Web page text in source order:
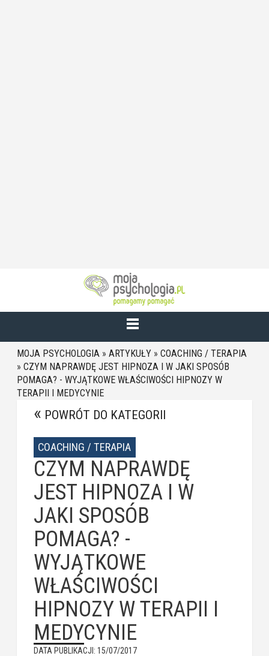
MOJA PSYCHOLOGIA » ARTYKUŁY » COACHING / TERAPIA
» CZYM NAPRAWDĘ JEST HIPNOZA I W JAKI SPOSÓB
POMAGA? - WYJĄTKOWE WŁAŚCIWOŚCI HIPNOZY W
TERAPII I MEDYCYNIE
POWRÓT DO KATEGORII
COACHING / TERAPIA
CZYM NAPRAWDĘ
JEST HIPNOZA I W
JAKI SPOSÓB
POMAGA? -
WYJĄTKOWE
WŁAŚCIWOŚCI
HIPNOZY W TERAPII I
MEDYCYNIE
DATA PUBLIKACJI: 15/07/2017